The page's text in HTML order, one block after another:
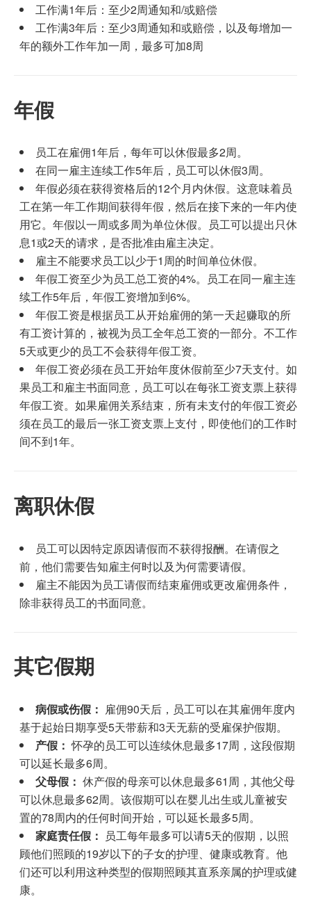
工作满1年后：至少2周通知和/或赔偿
工作满3年后：至少3周通知和或赔偿，以及每增加一
年的额外工作年加一周，最多可加8周
年假
员工在雇佣1年后，每年可以休假最多2周。
在同一雇主连续工作5年后，员工可以休假3周。
年假必须在获得资格后的12个月内休假。这意味着员
工在第一年工作期间获得年假，然后在接下来的一年内使
用它。年假以一周或多周为单位休假。员工可以提出只休
息1或2天的请求，是否批准由雇主决定。
雇主不能要求员工以少于1周的时间单位休假。
年假工资至少为员工总工资的4%。员工在同一雇主连
续工作5年后，年假工资增加到6%。
年假工资是根据员工从开始雇佣的第一天起赚取的所
有工资计算的，被视为员工全年总工资的一部分。不工作
5天或更少的员工不会获得年假工资。
年假工资必须在员工开始年度休假前至少7天支付。如
果员工和雇主书面同意，员工可以在每张工资支票上获得
年假工资。如果雇佣关系结束，所有未支付的年假工资必
须在员工的最后一张工资支票上支付，即使他们的工作时
间不到1年。
离职休假
员工可以因特定原因请假而不获得报酬。在请假之
前，他们需要告知雇主何时以及为何需要请假。
雇主不能因为员工请假而结束雇佣或更改雇佣条件，
除非获得员工的书面同意。
其它假期
病假或伤假： 雇佣90天后，员工可以在其雇佣年度内
基于起始日期享受5天带薪和3天无薪的受雇保护假期。
产假： 怀孕的员工可以连续休息最多17周，这段假期
可以延长最多6周。
父母假： 休产假的母亲可以休息最多61周，其他父母
可以休息最多62周。该假期可以在婴儿出生或儿童被安
置的78周内的任何时间开始，可以延长最多5周。
家庭责任假： 员工每年最多可以请5天的假期，以照
顾他们照顾的19岁以下的子女的护理、健康或教育。他
们还可以利用这种类型的假期照顾其直系亲属的护理或健
康。